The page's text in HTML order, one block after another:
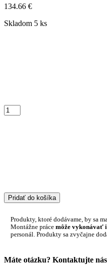
134.66 €
Skladom 5 ks
Pridať do košíka
Produkty, ktoré dodávame, by sa
Montážne práce môže vykonávať
personál. Produkty sa zvyčajne
Máte otázku? Kontaktujte